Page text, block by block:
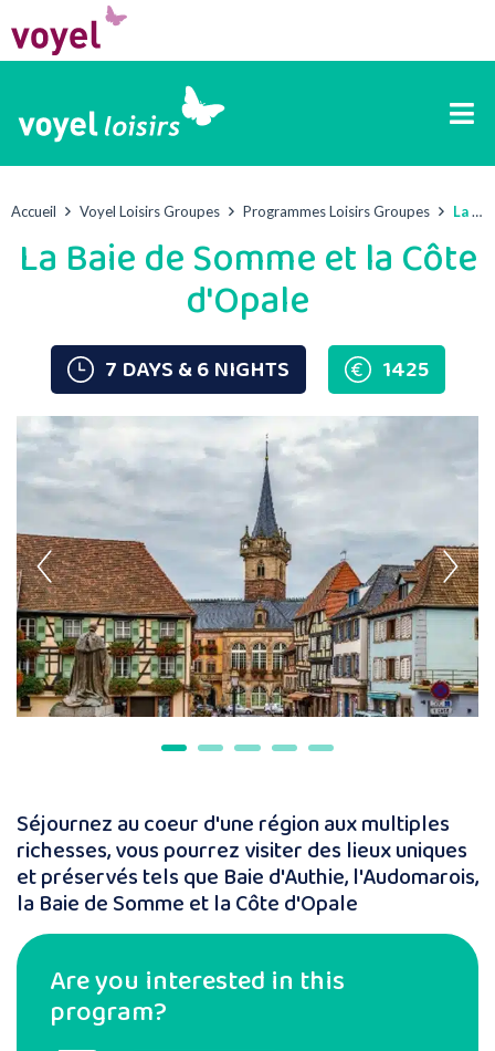
Accueil Voyel Loisirs Groupes Programmes Loisirs Groupes La Baie de Somme et la Côte d’Opale
La Baie de Somme et la Côte
d'Opale
7 DAYS & 6 NIGHTS 1425
Séjournez au coeur d'une région aux multiples
richesses, vous pourrez visiter des lieux uniques
et préservés tels que Baie d'Authie, l'Audomarois,
la Baie de Somme et la Côte d'Opale
Are you interested in this
program?